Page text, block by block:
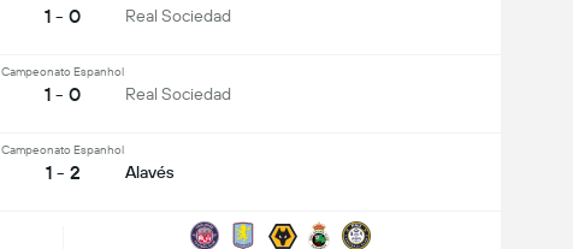
1 - 0 Real Sociedad
Campeonato Espanhol
1 - 0 Real Sociedad
Campeonato Espanhol
1 - 2 Alavés